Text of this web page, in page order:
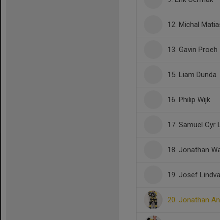
12. Michal
13. Gavin Proeh
15. Liam Dunda
16. Philip Wijk
17. Samuel Cyr
18. Jonathan
19. Josef
20. Jonathan